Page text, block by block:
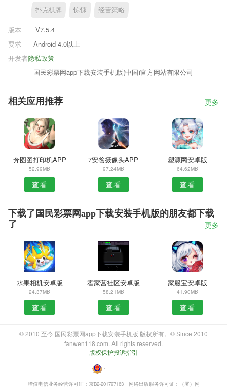
扑克棋牌 惊悚 经营策略
版本
V7.5.4
要求
Android 4.0以上
隐私政策
开发者
国民彩票网app下载安装手机版(中国)官方网站有限公司
相关应用推荐 更多
奔图图打印机APP
52.99MB
查看
7安爸摄像头APP
97.24MB
查看
塑源网安卓版
64.62MB
查看
下载了国民彩票网app下载安装手机版的朋友都下载
了
更多
水果相机安卓版
24.37MB
查看
霍家营社区安卓版
58.21MB
查看
家服宝安卓版
41.90MB
查看
© 2010 至今 国民彩票网app下载安装手机版 版权所有。© Since 2010
fanwen118.com. All rights reserved.
版权保护投诉指引
・
增值电信业务经营许可证：京B2-201797163 网络出版服务许可证：（署）网